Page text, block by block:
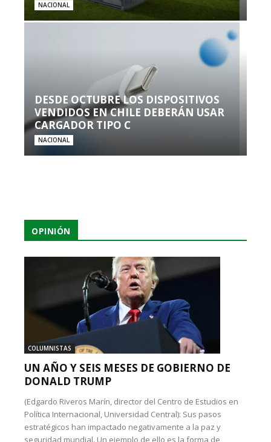
NACIONAL
DESDE OCTUBRE LOS DISPOSITIVOS
VENDIDOS EN CHILE DEBERÁN USAR
CARGADOR TIPO C
NACIONAL
OPINIÓN
COLUMNISTAS
UN AÑO Y SEIS MESES DE GOBIERNO DE
DONALD TRUMP
(Edgardo Riveros Marín, director del Centro de Estudios en
Política Internacional, Universidad Central): Sus pasos
estratégicos han impactado negativamente a la paz y
seguridad mundial. Un ejemplo de ello es la forma de